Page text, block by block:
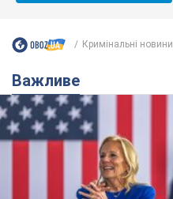
Кримінальні новини
Важливе